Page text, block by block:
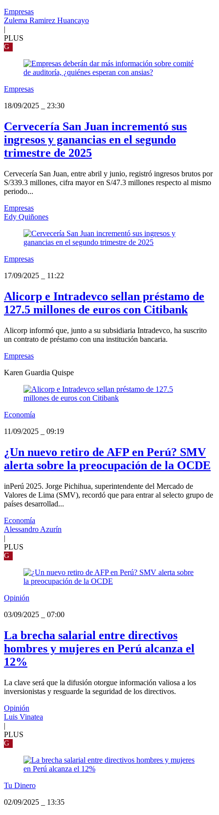
Empresas
Zulema Ramirez Huancayo
|
PLUS
G
Empresas
18/09/2025
23:30
Cervecería San Juan incrementó sus
ingresos y ganancias en el segundo
trimestre de 2025
Cervecería San Juan, entre abril y junio, registró ingresos brutos por
S/339.3 millones, cifra mayor en S/47.3 millones respecto al mismo
periodo...
Empresas
Edy Quiñones
Empresas
17/09/2025
11:22
Alicorp e Intradevco sellan préstamo de
127.5 millones de euros con Citibank
Alicorp informó que, junto a su subsidiaria Intradevco, ha suscrito
un contrato de préstamo con una institución bancaria.
Empresas
Karen Guardia Quispe
Economía
11/09/2025
09:19
¿Un nuevo retiro de AFP en Perú? SMV
alerta sobre la preocupación de la OCDE
inPerú 2025. Jorge Pichihua, superintendente del Mercado de
Valores de Lima (SMV), recordó que para entrar al selecto grupo de
países desarrollad...
Economía
Alessandro Azurín
|
PLUS
G
Opinión
03/09/2025
07:00
La brecha salarial entre directivos
hombres y mujeres en Perú alcanza el
12%
La clave será que la difusión otorgue información valiosa a los
inversionistas y resguarde la seguridad de los directivos.
Opinión
Luis Vinatea
|
PLUS
G
Tu Dinero
02/09/2025
13:35